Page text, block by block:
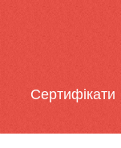
Сертифікати